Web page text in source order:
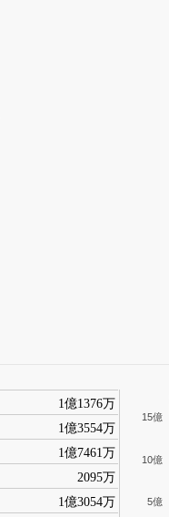
1億1376万
1億3554万
1億7461万
2095万
1億3054万
5億
10億
15億